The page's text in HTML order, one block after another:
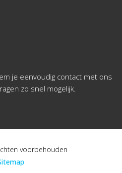
je eenvoudig contact met ons
zo snel mogelijk.
voorbehouden